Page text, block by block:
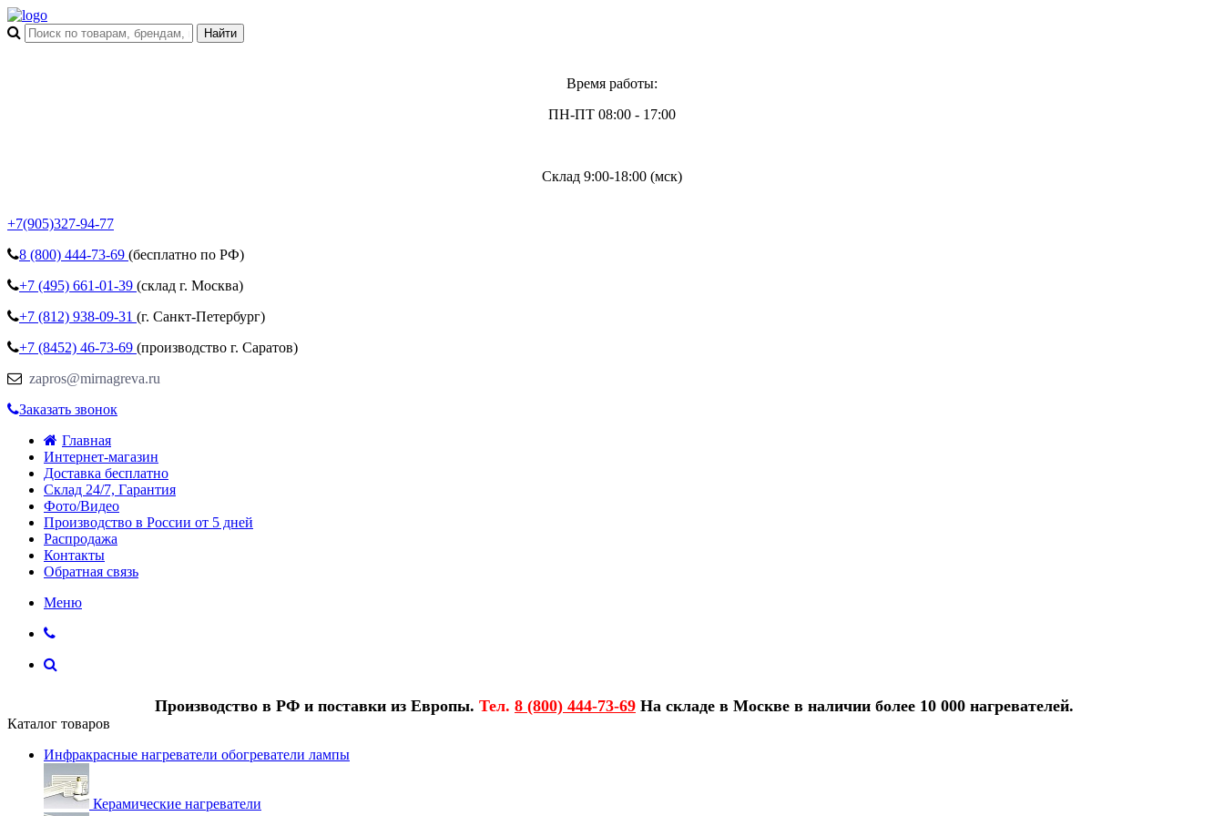
Время работы:
ПН-ПТ 08:00 - 17:00
Склад 9:00-18:00 (мск)
+7(905)327-94-77
8 (800) 444-73-69 (бесплатно по РФ)
+7 (495) 661-01-39 (склад г. Москва)
+7 (812) 938-09-31 (г. Санкт-Петербург)
+7 (8452) 46-73-69 (производство г. Саратов)
zapros@mirnagreva.ru
Заказать звонок
Главная
Интернет-магазин
Доставка бесплатно
Склад 24/7, Гарантия
Фото/Видео
Производство в России от 5 дней
Распродажа
Контакты
Обратная связь
Меню
Производство в РФ и поставки из Европы. Тел. 8 (800) 444-73-69 На складе в Москве в наличии более 10 000 нагревателей.
Каталог товаров
Инфракрасные нагреватели обогреватели лампы
Керамические нагреватели